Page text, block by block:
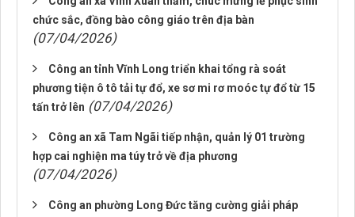
chức sắc, đồng bào công giáo trên địa bàn
(07/04/2026)
Công an tỉnh Vĩnh Long triển khai tổng rà soát
phương tiện ô tô tải tự đổ, xe sơ mi rơ moóc tự đổ từ 15
tấn trở lên (07/04/2026)
Công an xã Tam Ngãi tiếp nhận, quản lý 01 trường
hợp cai nghiện ma túy trở về địa phương
(07/04/2026)
Công an phường Long Đức tăng cường giải pháp